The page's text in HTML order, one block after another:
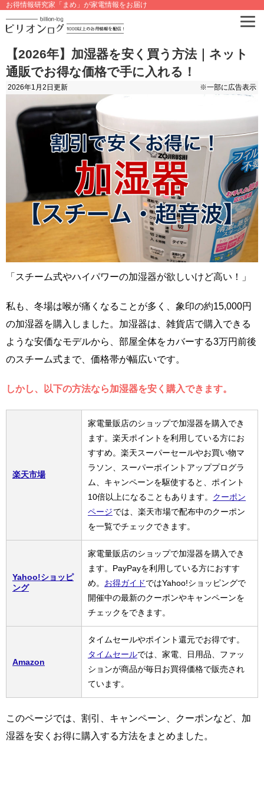
お得情報研究家「まめ」が家電情報をお届け
【2026年】加湿器を安く買う方法｜ネット
通販でお得な価格で手に入れる！
2026年1月2日 更新 ※一部に広告表示
「スチーム式やハイパワーの加湿器が欲しいけど高い！」
私も、冬場は喉が痛くなることが多く、象印の約15,000円
の加湿器を購入しました。加湿器は、雑貨店で購入できる
ような安価なモデルから、部屋全体をカバーする3万円前後
のスチーム式まで、価格帯が幅広いです。
しかし、以下の方法なら加湿器を安く購入できます。
楽天市場
家電量販店のショップで加湿器を購入でき
ます。楽天ポイントを利用している方にお
すすめ。楽天スーパーセールやお買い物マ
ラソン、スーパーポイントアッププログラ
ム、キャンペーンを駆使すると、ポイント
10倍以上になることもあります。 クーポン
ページでは、楽天市場で配布中のクーポン
を一覧でチェックできます。
Yahoo!ショッピ
ング
家電量販店のショップで加湿器を購入でき
ます。PayPayを利用している方におすす
め。 お得ガイドではYahoo!ショッピングで
開催中の最新のクーポンやキャンペーンを
チェックをできます。
Amazon
タイムセールやポイント還元でお得です。
タイムセールでは、家電、日用品、ファッ
ションが商品が毎日お買得価格で販売され
ています。
このページでは、割引、キャンペーン、クーポンなど、加
湿器を安くお得に購入する方法をまとめました。